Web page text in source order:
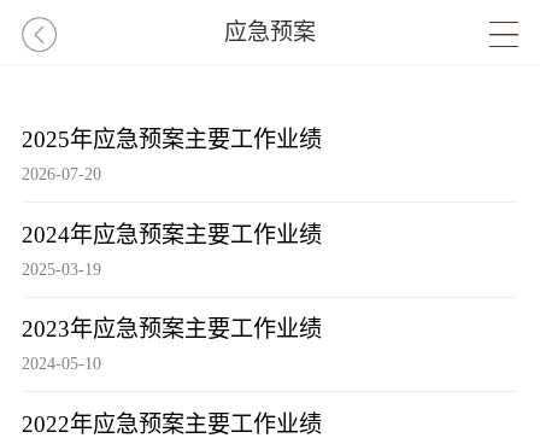
应急预案
2025年应急预案主要工作业绩
2026-07-20
2024年应急预案主要工作业绩
2025-03-19
2023年应急预案主要工作业绩
2024-05-10
2022年应急预案主要工作业绩